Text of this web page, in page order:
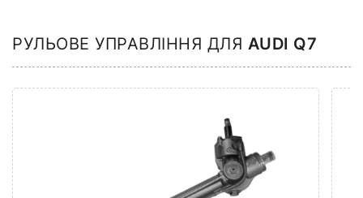
РУЛЬОВЕ УПРАВЛІННЯ ДЛЯ AUDI Q7